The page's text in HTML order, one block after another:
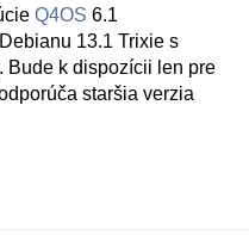
Q4OS 6.1
13.1 Trixie s
Bude k dispozícii len pre
staršia verzia